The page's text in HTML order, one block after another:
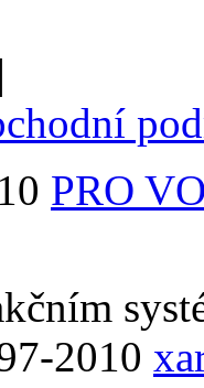
|
PRO
2010